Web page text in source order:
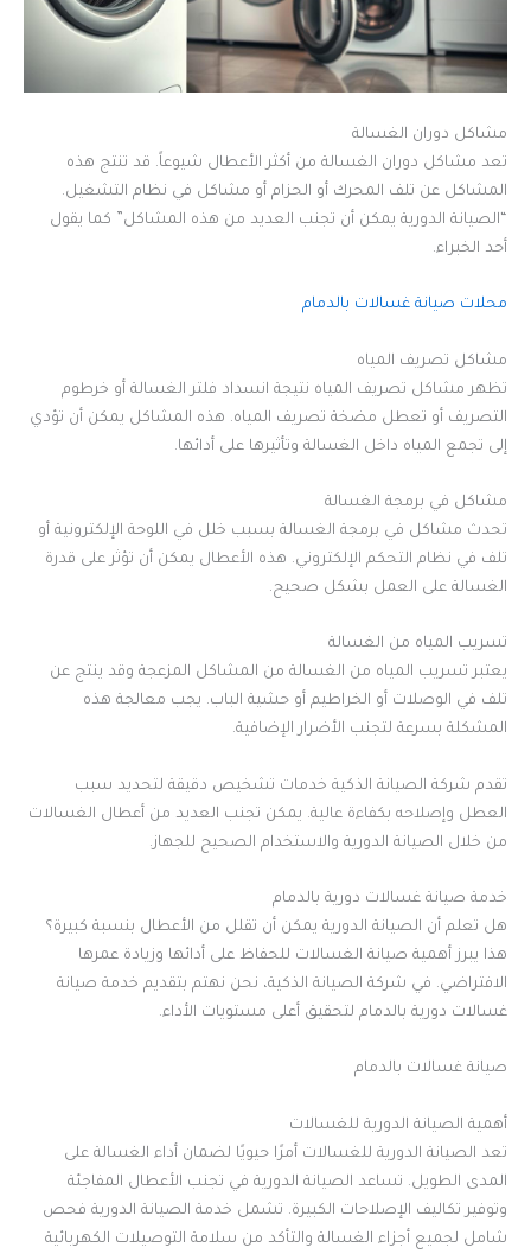
مشاكل دوران الغسالة
تعد مشاكل دوران الغسالة من أكثر الأعطال شيوعاً. قد تنتج هذه
المشاكل عن تلف المحرك أو الحزام أو مشاكل في نظام التشغيل.
“الصيانة الدورية يمكن أن تجنب العديد من هذه المشاكل” كما يقول
أحد الخبراء.
محلات صيانة غسالات بالدمام
مشاكل تصريف المياه
تظهر مشاكل تصريف المياه نتيجة انسداد فلتر الغسالة أو خرطوم
التصريف أو تعطل مضخة تصريف المياه. هذه المشاكل يمكن أن تؤدي
إلى تجمع المياه داخل الغسالة وتأثيرها على أدائها.
مشاكل في برمجة الغسالة
تحدث مشاكل في برمجة الغسالة بسبب خلل في اللوحة الإلكترونية أو
تلف في نظام التحكم الإلكتروني. هذه الأعطال يمكن أن تؤثر على قدرة
الغسالة على العمل بشكل صحيح.
تسريب المياه من الغسالة
يعتبر تسريب المياه من الغسالة من المشاكل المزعجة وقد ينتج عن
تلف في الوصلات أو الخراطيم أو حشية الباب. يجب معالجة هذه
المشكلة بسرعة لتجنب الأضرار الإضافية.
تقدم شركة الصيانة الذكية خدمات تشخيص دقيقة لتحديد سبب
العطل وإصلاحه بكفاءة عالية. يمكن تجنب العديد من أعطال الغسالات
من خلال الصيانة الدورية والاستخدام الصحيح للجهاز.
خدمة صيانة غسالات دورية بالدمام
هل تعلم أن الصيانة الدورية يمكن أن تقلل من الأعطال بنسبة كبيرة؟
هذا يبرز أهمية صيانة الغسالات للحفاظ على أدائها وزيادة عمرها
الافتراضي. في شركة الصيانة الذكية، نحن نهتم بتقديم خدمة صيانة
غسالات دورية بالدمام لتحقيق أعلى مستويات الأداء.
صيانة غسالات بالدمام
أهمية الصيانة الدورية للغسالات
تعد الصيانة الدورية للغسالات أمرًا حيويًا لضمان أداء الغسالة على
المدى الطويل. تساعد الصيانة الدورية في تجنب الأعطال المفاجئة
وتوفير تكاليف الإصلاحات الكبيرة. تشمل خدمة الصيانة الدورية فحص
شامل لجميع أجزاء الغسالة والتأكد من سلامة التوصيلات الكهربائية